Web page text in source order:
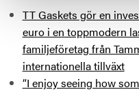
TT Gaskets gör en
euro i en toppmodern
familjeföretag från
internationella tillväxt
“I enjoy seeing how